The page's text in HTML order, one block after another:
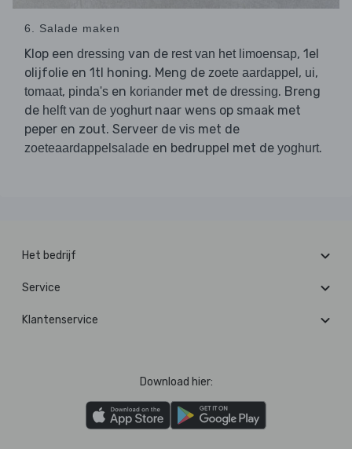
6. Salade maken
Klop een dressing van de rest van het limoensap, 1el
olijfolie en 1tl honing. Meng de zoete aardappel , ui,
tomaat, pinda's en koriander met de dressing. Breng
de helft van de yoghurtnaar wens op smaak met
peper en zout. Serveer de vis met de
zoeteaardappelsalade en bedruppel met de yoghurt.
Het bedrijf
Service
Klantenservice
Download hier: